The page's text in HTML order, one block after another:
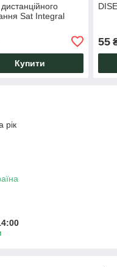
Sat Integral
Купити
55
рік